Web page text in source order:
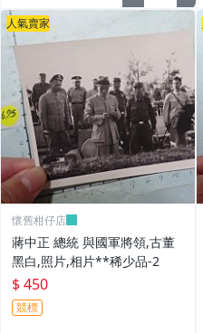
人氣賣家
懷舊柑仔店
蔣中正 總統 與國軍將領,古董
黑白,照片,相片**稀少品-2
$ 450
競標